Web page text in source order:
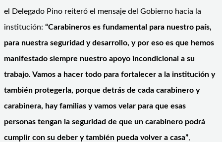
el Delegado Pino reiteró el mensaje del Gobierno hacia la
institución: “Carabineros es fundamental para nuestro país,
para nuestra seguridad y desarrollo, y por eso es que hemos
manifestado siempre nuestro apoyo incondicional a su
trabajo. Vamos a hacer todo para fortalecer a la institución y
también protegerla, porque detrás de cada carabinero y
carabinera, hay familias y vamos velar para que esas
personas tengan la seguridad de que un carabinero podrá
cumplir con su deber y también pueda volver a casa”,